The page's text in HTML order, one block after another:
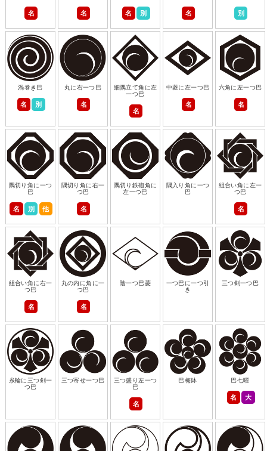
名 名 名 別 名 別
渦巻き巴
名 別
丸に右一つ巴
名
細隅立て角に左
一つ巴
名
中菱に左一つ巴
名
六角に左一つ巴
名
隅切り角に一つ
巴
名 別 他
隅切り角に右一
つ巴
名
隅切り鉄砲角に
左一つ巴
隅入り角に一つ
巴
組合い角に左一
つ巴
名
組合い角に右一
つ巴
名
丸の内に角に一
つ巴
名
陰一つ巴菱
一つ巴に一つ引
き
三つ剣一つ巴
糸輪に三つ剣一
つ巴
三つ寄せ一つ巴
三つ盛り左一つ
巴
名
巴梅鉢 巴七曜
名 大